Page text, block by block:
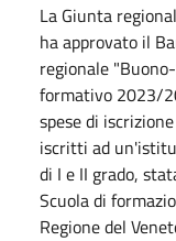
La Giunta
ha approvato il
regionale
formativo 2023/
spese di
iscritti ad
di I e II grado,
Scuola di
Regione del